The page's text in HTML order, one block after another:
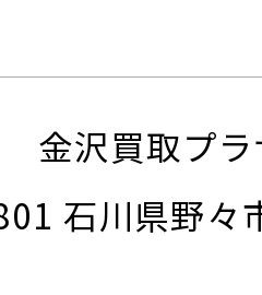
金沢買取プラ
⽯川県野々